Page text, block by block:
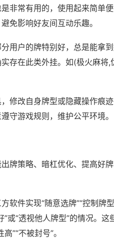
非常有用的，使用起来简单
免影响好友间互动乐趣。
用户的牌特别好，总是能拿
存在此类外挂。如(极火麻将,
修改自身牌型或隐藏操作痕
守游戏规则，维护公平环境。
牌策略、暗杠优化、提高好
件实现“随意选牌”“控制牌
或“透视他人牌型”的情况。这
”“不被封号”。